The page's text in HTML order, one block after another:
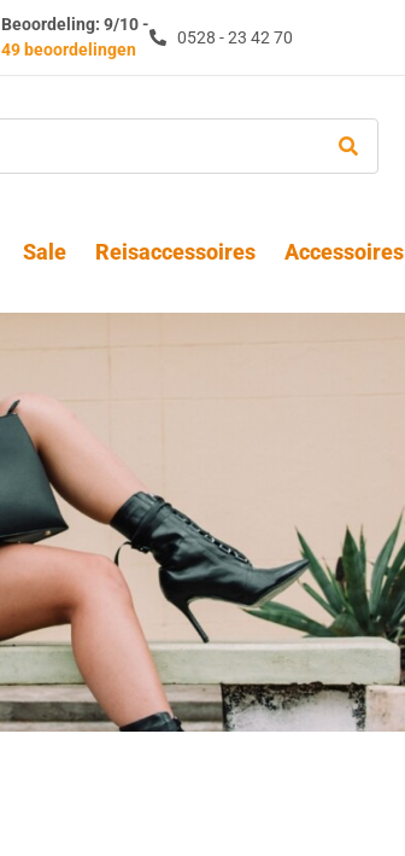
Beoordeling: 9/10 -
49 beoordelingen
0528 - 23 42 70
Sale Reisaccessoires Accessoires